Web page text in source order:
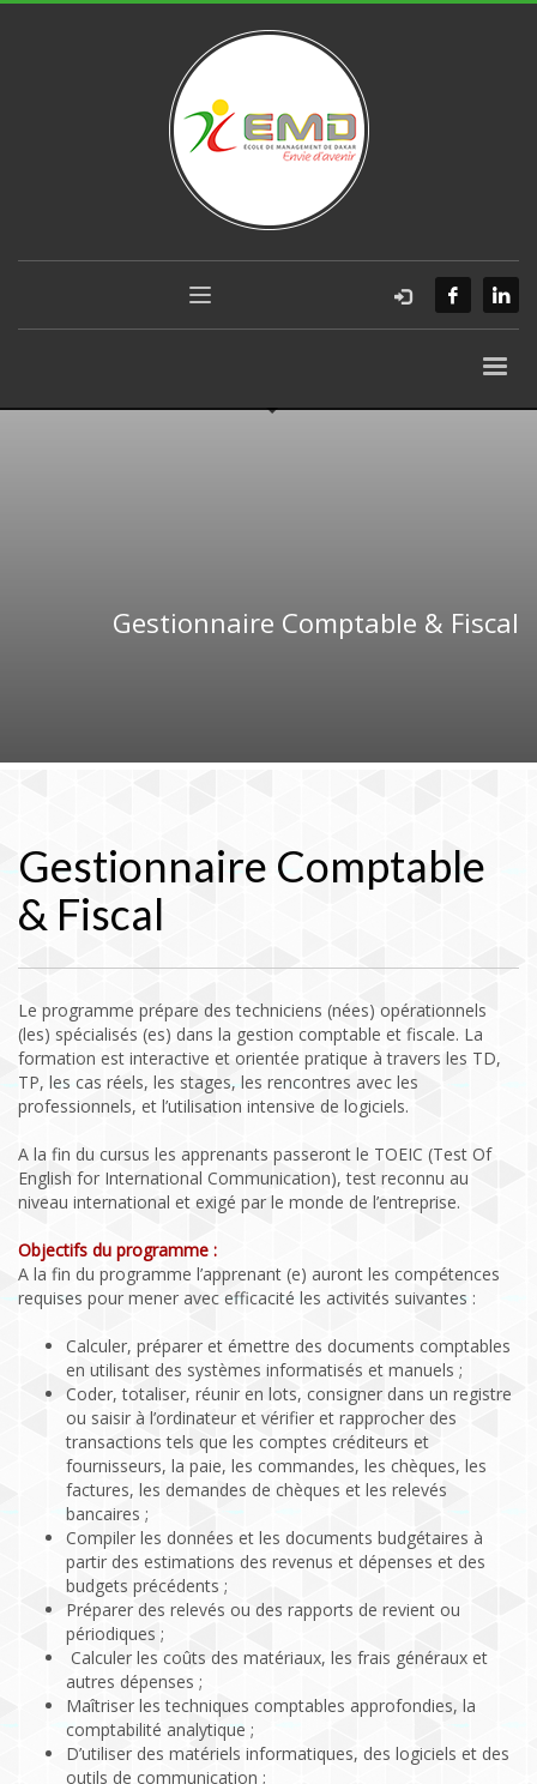
Gestionnaire Comptable & Fiscal
Gestionnaire Comptable
& Fiscal
Le programme prépare des techniciens (nées) opérationnels
(les) spécialisés (es) dans la gestion comptable et fiscale. La
formation est interactive et orientée pratique à travers les TD,
TP, les cas réels, les stages, les rencontres avec les
professionnels, et l’utilisation intensive de logiciels.
A la fin du cursus les apprenants passeront le TOEIC (Test Of
English for International Communication), test reconnu au
niveau international et exigé par le monde de l’entreprise.
Objectifs du programme :
A la fin du programme l’apprenant (e) auront les compétences
requises pour mener avec efficacité les activités suivantes :
Calculer, préparer et émettre des documents comptables
en utilisant des systèmes informatisés et manuels ;
Coder, totaliser, réunir en lots, consigner dans un registre
ou saisir à l’ordinateur et vérifier et rapprocher des
transactions tels que les comptes créditeurs et
fournisseurs, la paie, les commandes, les chèques, les
factures, les demandes de chèques et les relevés
bancaires ;
Compiler les données et les documents budgétaires à
partir des estimations des revenus et dépenses et des
budgets précédents ;
Préparer des relevés ou des rapports de revient ou
périodiques ;
Calculer les coûts des matériaux, les frais généraux et
autres dépenses ;
Maîtriser les techniques comptables approfondies, la
comptabilité analytique ;
D’utiliser des matériels informatiques, des logiciels et des
outils de communication ;